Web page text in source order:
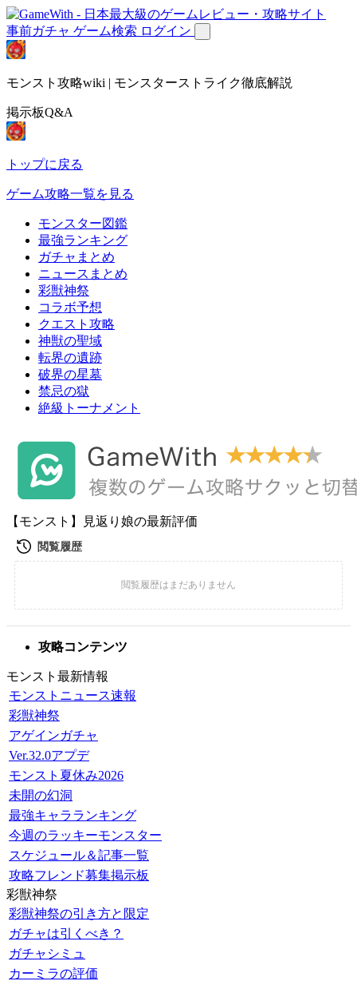
事前ガチャ ゲーム検索 ログイン
モンスト攻略wiki | モンスターストライク徹底解説
掲示板Q&A
トップに戻る
ゲーム攻略一覧を見る
モンスター図鑑
最強ランキング
ガチャまとめ
ニュースまとめ
彩獣神祭
コラボ予想
クエスト攻略
神獣の聖域
転界の遺跡
破界の星墓
禁忌の獄
絶級トーナメント
【モンスト】見返り娘の最新評価
攻略コンテンツ
モンスト最新情報
モンストニュース速報
彩獣神祭
アゲインガチャ
Ver.32.0アプデ
モンスト夏休み2026
未開の幻洞
最強キャラランキング
今週のラッキーモンスター
スケジュール＆記事一覧
攻略フレンド募集掲示板
彩獣神祭
彩獣神祭の引き方と限定
ガチャは引くべき？
ガチャシミュ
カーミラの評価